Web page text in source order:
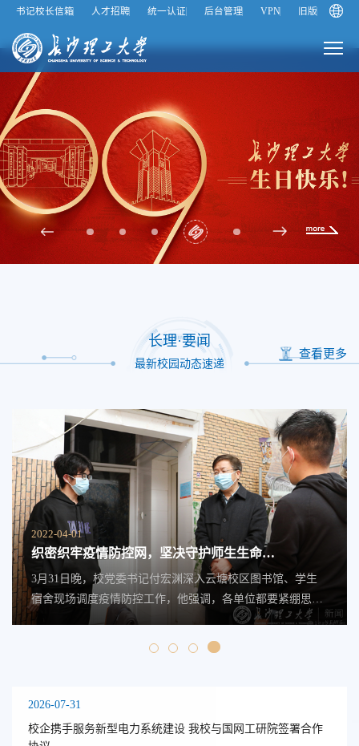
书记校长信箱 人才招聘 统一认证 后台管理 VPN 旧版
长理·要闻
最新校园动态速递
查看更多
2022-04-01
织密织牢疫情防控网，坚决守护师生生命健
康安全
3月31日晚，校党委书记付宏渊深入云塘校区图书馆、学生
宿舍现场调度疫情防控工作，他强调，各单位都要紧绷思想
之弦，守土有责、守土尽责，以更有力、更果断的措施，织
2026-07-31
校企携手服务新型电力系统建设 我校与国网工研院签署合作